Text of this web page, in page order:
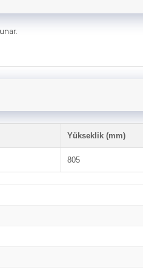
Yükseklik (mm)
805